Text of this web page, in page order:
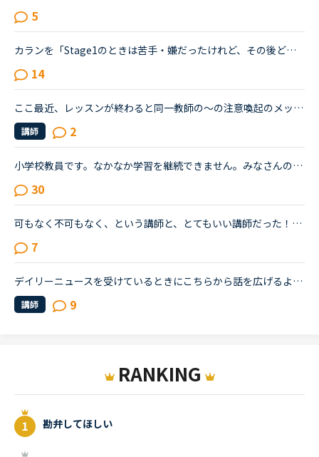
5
カランを「Stage1のときは苦手・嫌だったけれど、その後どんどん好きになっていた／楽しくなっていった」方のお話を伺ってみたいです。いつも楽しく、共感しながらNC広場を拝見しています。カランを受講したく、1...
14
ここ最近、レッスンが終わると同一教師の〜の注意喚起のメッセージが現れ、評価の画面にならなかったので、しばらく評価していませんでしたが、ここのトピックで履歴から評価できることを知りました。慌てて過去...
講師 2
小学校教員です。なかなか学習を継続できません。みなさんの教材の使用方法，継続方法を教えて下さい。英語が教科化されたこともあり「ALTの先生とスムーズに打ち合わせをしたり，授業でたくさん英語を使いたい！...
30
可もなく不可もなく、という講師と、とてもいい講師だった！という講師がいると思いますが、皆さんは受講後の評価はどうしていますか？この両者は本当は評価では差をつけたいのですが、☆４は「わずかに難あり」と...
7
デイリーニュースを受けているときにこちらから話を広げるような質問をするときどうに切り出していますか？ディスカッションに移る前「（内容について）質問ある？」と聞かれることが多いと思うのですが、そのと...
講師 9
RANKING
勘弁してほしい